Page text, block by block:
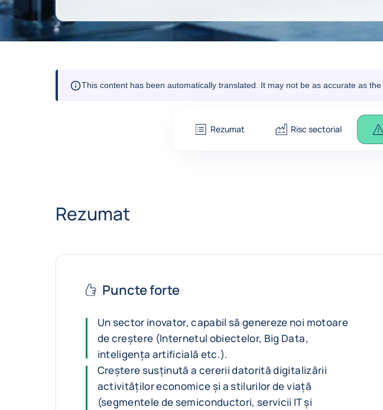
This content has been automatically translated. It may not be as accurate as the
Rezumat Risc sectorial
Rezumat
Puncte forte
Un sector inovator, capabil să genereze noi motoare
de creștere (Internetul obiectelor, Big Data,
inteligența artificială etc.).
Creștere susținută a cererii datorită digitalizării
activităților economice și a stilurilor de viață
(segmentele de semiconductori, servicii IT și